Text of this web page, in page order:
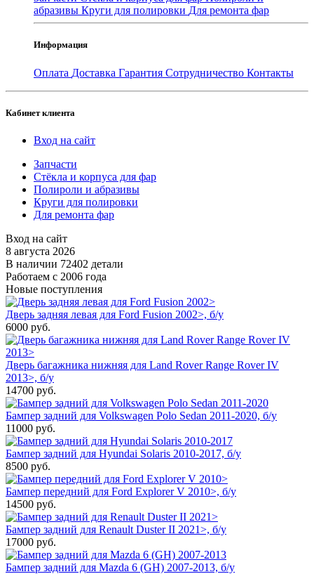
абразивы Круги для полировки Для ремонта фар
Информация
Оплата Доставка Гарантия Сотрудничество Контакты
Кабинет клиента
Вход на сайт
Запчасти
Стёкла и корпуса для фар
Полироли и абразивы
Круги для полировки
Для ремонта фар
Вход на сайт
8 августа 2026
В наличии 72402 детали
Работаем с 2006 года
Новые поступления
Дверь задняя левая для Ford Fusion 2002>, б/у
6000 руб.
Дверь багажника нижняя для Land Rover Range Rover IV
2013>, б/у
14700 руб.
Бампер задний для Volkswagen Polo Sedan 2011-2020, б/у
11000 руб.
Бампер задний для Hyundai Solaris 2010-2017, б/у
8500 руб.
Бампер передний для Ford Explorer V 2010>, б/у
14500 руб.
Бампер задний для Renault Duster II 2021>, б/у
17000 руб.
Бампер задний для Mazda 6 (GH) 2007-2013, б/у